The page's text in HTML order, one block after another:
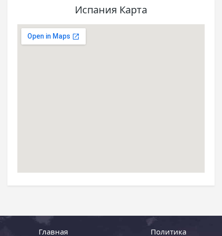
Испания Карта
Главная
Политика